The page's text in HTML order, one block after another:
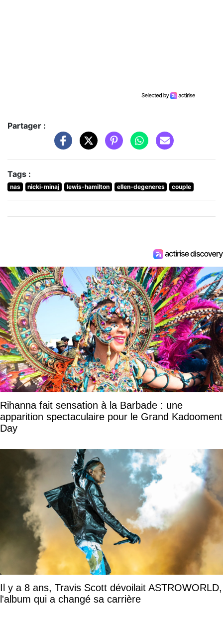
Partager :
Tags :
nas nicki-minaj lewis-hamilton ellen-degeneres couple
Rihanna fait sensation à la Barbade : une
apparition spectaculaire pour le Grand Kadooment
Day
Il y a 8 ans, Travis Scott dévoilait ASTROWORLD,
l'album qui a changé sa carrière